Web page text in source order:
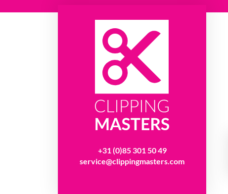
+31 (0)85 301 50 49
service@clippingmasters.com